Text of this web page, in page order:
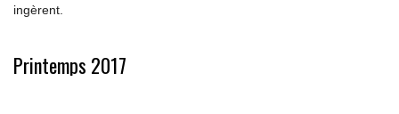
ingèrent.
Printemps 2017